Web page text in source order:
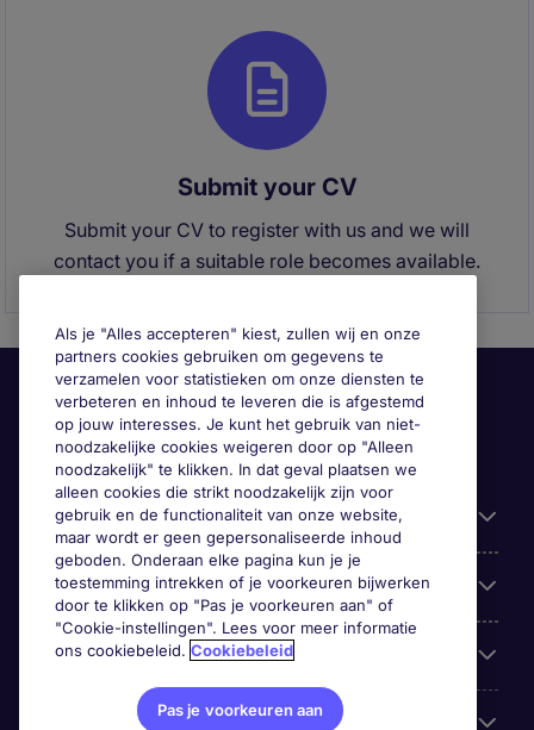
Submit your CV
Submit your CV to register with us and we will
contact you if a suitable role becomes available.
Handige informatie
Onze expertise
Google Rating
Mobile apps
Als je "Alles accepteren" kiest, zullen wij en onze
partners cookies gebruiken om gegevens te
verzamelen voor statistieken om onze diensten te
verbeteren en inhoud te leveren die is afgestemd
op jouw interesses. Je kunt het gebruik van niet-
noodzakelijke cookies weigeren door op "Alleen
noodzakelijk" te klikken. In dat geval plaatsen we
alleen cookies die strikt noodzakelijk zijn voor
gebruik en de functionaliteit van onze website,
maar wordt er geen gepersonaliseerde inhoud
geboden. Onderaan elke pagina kun je je
toestemming intrekken of je voorkeuren bijwerken
door te klikken op "Pas je voorkeuren aan" of
"Cookie-instellingen". Lees voor meer informatie
ons cookiebeleid. Cookiebeleid
Pas je voorkeuren aan